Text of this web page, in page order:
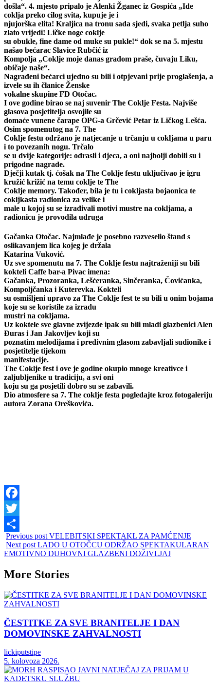
došla“. 4. mjesto pripalo je Alenki Žganec iz Gospića „Ide
coklja preko cilog svita, kupuje je i
njujorška elita! Kraljica na tronu sada sjedi, svaka petlja suho
zlato vrijedi! Ličke noge coklje
su obukle, fine dame od muke su pukle!“ dok se na 5. mjestu
našao bećarac Slavice Rubčić iz
Kompolja „Coklje moje danas gradom praše, čuvaju Liku,
običaje naše“.
Nagrađeni bećarci ujedno su bili i otpjevani prije proglašenja, a
izvele su ih članice Ženske
vokalne skupine FD Otočac.
I ove godine birao se naj suvenir The Coklje Festa. Najviše
glasova posjetitelja osvojile su
domaće vunene čarape OPG-a Grčević Petar iz Ličkog Lešća.
Osim spomenutog na 7. The
Coklje festu održano je natjecanje u trčanju u cokljama u paru
i to povezanih nogu. Trčalo
se u dvije kategorije: odrasli i djeca, a oni najbolji dobili su i
prigodne nagrade.
Dječji kutak tj. ćošak na The Coklje festu uključivao je igru
kružić križić na temu coklje te The
Coklje memory. Također, bila je tu i cokljasta bojaonica te
cokljkasta radionica za velike i
male u kojoj su se izrađivali motivi mustre na cokljama, a
radionicu je provodila udruga
Gačanka Otočac. Najmlađe je posebno razveselio štand s
oslikavanjem lica kojeg je držala
Katarina Vuković.
Uz sve spomenutu na 7. The Coklje festu najtraženiji su bili
kokteli Caffe bar-a Pivac imena:
Gačanka, Prozoranka, Lešćeranka, Sinčeranka, Čovićanka,
Kompoljčanka i Kuterevka. Kokteli
su osmišljeni upravo za The Coklje fest te su bili u onim bojama
koje su se koristile za izradu
mustri na cokljama.
Uz koktele sve glavne zvijezde ipak su bili mladi glazbenici Alen
Đuras i Jan Jakovljev koji su
poznatim melodijama i predivnim glasom zabavljali sudionike i
posjetitelje tijekom
manifestacije.
The Coklje fest i ove je godine okupio mnoge kreativce i
zaljubljenike u tradiciju, a svi oni
koju su ga posjetili dobro su se zabavili.
Dio atmosfere sa 7. The coklje festa pogledajte kroz fotogaleriju
autora Zorana Oreškovića.
Facebook
Twitter
Share
Previous post VELEBITSKI SPEKTAKL ZA PAMĆENJE
Next post LADO U OTOČCU ODRŽAO SPEKTAKULARAN
EMOTIVNO DUHOVNI GLAZBENI DOŽIVLJAJ
More Stories
ČESTITKE ZA SVE BRANITELJE I DAN
DOMOVINSKE ZAHVALNOSTI
lickiputstipe
5. kolovoza 2026.